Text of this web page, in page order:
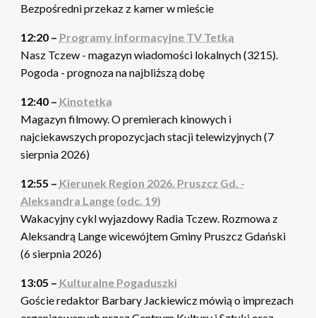
Bezpośredni przekaz z kamer w mieście
12:20 – Programy informacyjne TV Tetka
Nasz Tczew - magazyn wiadomości lokalnych (3215).
Pogoda - prognoza na najbliższą dobę
12:40 – Kinotetka
Magazyn filmowy. O premierach kinowych i
najciekawszych propozycjach stacji telewizyjnych (7
sierpnia 2026)
12:55 – Kierunek Region 2026. Pruszcz Gd. -
Aleksandra Lange (odc. 19)
Wakacyjny cykl wyjazdowy Radia Tczew. Rozmowa z
Aleksandrą Lange wicewójtem Gminy Pruszcz Gdański
(6 sierpnia 2026)
13:05 – Kulturalne Pogaduszki
Goście redaktor Barbary Jackiewicz mówią o imprezach